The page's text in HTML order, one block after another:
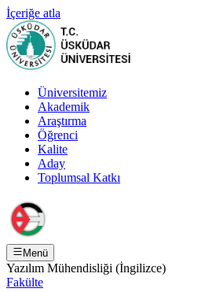
İçeriğe atla
Üniversitemiz
Akademik
Araştırma
Öğrenci
Kalite
Aday
Toplumsal Katkı
Menü
Yazılım Mühendisliği (İngilizce)
Fakülte